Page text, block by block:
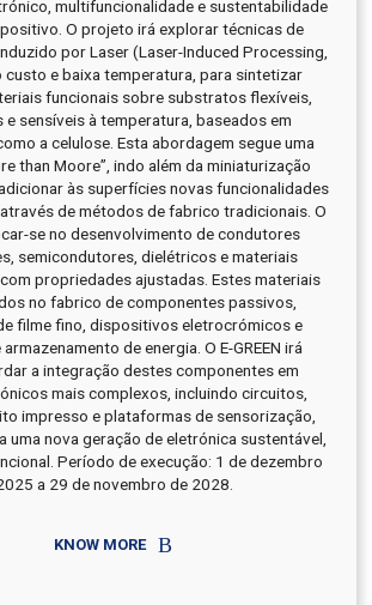
multifuncionalidade e sustentabilidade
O projeto irá explorar técnicas de
por Laser (Laser-Induced Processing,
custo e baixa temperatura, para sintetizar
funcionais sobre substratos flexíveis,
e sensíveis à temperatura, baseados em
a celulose. Esta abordagem segue uma
than Moore”, indo além da miniaturização
às superfícies novas funcionalidades
de métodos de fabrico tradicionais. O
se no desenvolvimento de condutores
semicondutores, dielétricos e materiais
propriedades ajustadas. Estes materiais
no fabrico de componentes passivos,
filme fino, dispositivos eletrocrómicos e
de energia. O E-GREEN irá
a integração destes componentes em
mais complexos, incluindo circuitos,
impresso e plataformas de sensorização,
uma nova geração de eletrónica sustentável,
Período de execução: 1 de dezembro
a 29 de novembro de 2028.
KNOW MORE